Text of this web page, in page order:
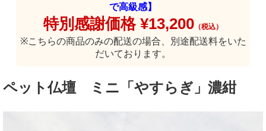
で高級感】
特別感謝価格 ¥13,200 （税込）
※こちらの商品のみの配送の場合、別途配送料をいた
だいております。
ペット仏壇 ミニ「やすらぎ」濃紺